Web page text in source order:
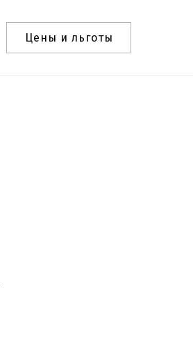
Цены и льготы